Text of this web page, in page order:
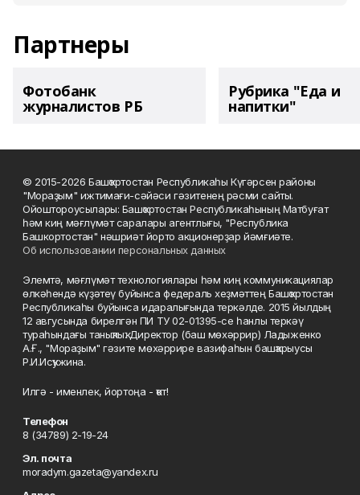
Партнеры
Фотобанк
журналистов РБ
Рубрика "Еда и
напитки"
© 2015-2026 Башҡортостан Республикаһы Күгәрсен районы
"Мораҙым" ижтимағи-сәйәси гәзитенең рәсми сайты.
Ойоштороусылары: Башҡортостан Республикаһының Матбуғат
һәм киң мәғлүмәт саралары агентлығы, "Республика
Башкортостан" нәшриәт йорто акционерҙар йәмғиәте.
Об использовании персональных данных
Элемтә, мәғлүмәт технологиялары һәм киң коммуникациялар
өлкәһендә күҙәтеү буйынса федераль хеҙмәттең Башҡортостан
Республикаһы буйынса идаралығында теркәлде. 2015 йылдың
12 авгусында бирелгән ПИ ТУ 02-01395-се һанлы теркәү
тураһындағы таныҡлыҡ. Директор (баш мөхәррир) Ладыженко
А.Ғ., "Мораҙым" гәзите мөхәррире вазифаһын башҡарыусы
Р.И.Исҡужина.
Илгә - именлек, йортоңа - ҡот!
Телефон
8 (34789) 2-19-24
Эл. почта
moradym.gazeta@yandex.ru